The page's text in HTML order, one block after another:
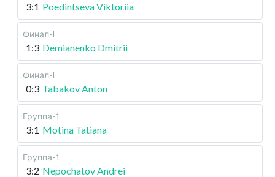
3:1 Poedintseva Viktoriia
Финал-I
1:3 Demianenko Dmitrii
Финал-I
0:3 Tabakov Anton
Группа-1
3:1 Motina Tatiana
Группа-1
3:2 Nepochatov Andrei